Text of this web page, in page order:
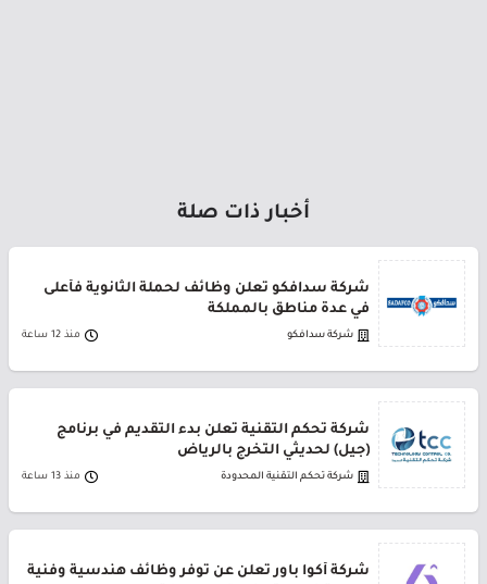
أخبار ذات صلة
شركة سدافكو تعلن وظائف لحملة الثانوية فأعلى
في عدة مناطق بالمملكة
شركة سدافكو منذ 12 ساعة
شركة تحكم التقنية تعلن بدء التقديم في برنامج
(جيل) لحديثي التخرج بالرياض
شركة تحكم التقنية المحدودة منذ 13 ساعة
شركة أكوا باور تعلن عن توفر وظائف هندسية وفنية